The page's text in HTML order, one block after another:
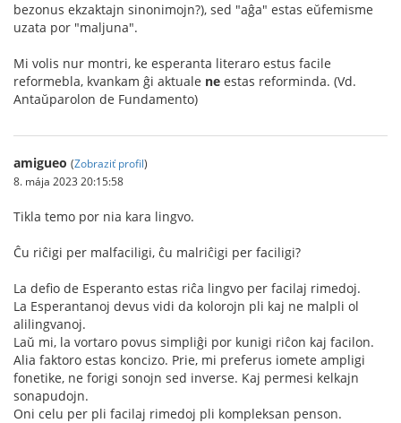
bezonus ekzaktajn sinonimojn?), sed "aĝa" estas eŭfemisme
uzata por "maljuna".
Mi volis nur montri, ke esperanta literaro estus facile
reformebla, kvankam ĝi aktuale ne estas reforminda. (Vd.
Antaŭparolon de Fundamento)
amigueo (Zobraziť profil)
8. mája 2023 20:15:58
Tikla temo por nia kara lingvo.
Ĉu riĉigi per malfaciligi, ĉu malriĉigi per faciligi?
La defio de Esperanto estas riĉa lingvo per facilaj rimedoj.
La Esperantanoj devus vidi da kolorojn pli kaj ne malpli ol
alilingvanoj.
Laŭ mi, la vortaro povus simpliĝi por kunigi riĉon kaj facilon.
Alia faktoro estas koncizo. Prie, mi preferus iomete ampligi
fonetike, ne forigi sonojn sed inverse. Kaj permesi kelkajn
sonapudojn.
Oni celu per pli facilaj rimedoj pli kompleksan penson.